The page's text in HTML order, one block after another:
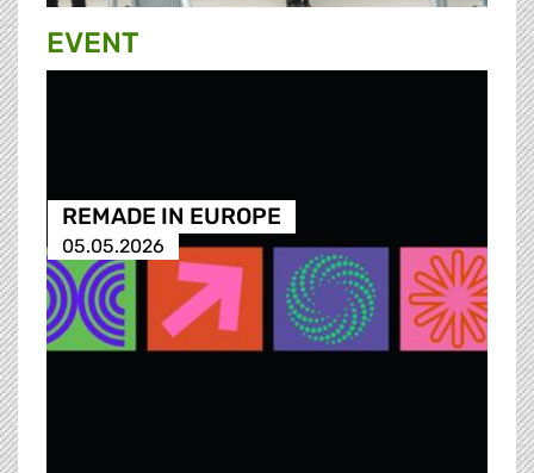
EVENT
REMADE IN EUROPE
05.05.2026